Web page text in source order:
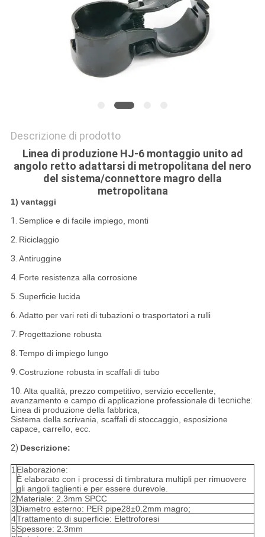
Descrizione di prodotto
Linea di produzione HJ-6 montaggio unito ad
angolo retto adattarsi di metropolitana del nero
del sistema/connettore magro della
metropolitana
1) vantaggi
1. Semplice e di facile impiego, monti
2. Riciclaggio
3. Antiruggine
4. Forte resistenza alla corrosione
5. Superficie lucida
6. Adatto per vari reti di tubazioni o trasportatori a rulli
7. Progettazione robusta
8. Tempo di impiego lungo
9. Costruzione robusta in scaffali di tubo
10. Alta qualità, prezzo competitivo, servizio eccellente,
avanzamento e campo di applicazione professionale di tecniche:
Linea di produzione della fabbrica,
Sistema della scrivania, scaffali di stoccaggio, esposizione
capace, carrello, ecc.
2) Descrizione:
1Elaborazione:
È elaborato con i processi di timbratura multipli per rimuovere
gli angoli taglienti e per essere durevole.
2Materiale: 2.3mm SPCC
3Diametro esterno: PER pipe28±0.2mm magro;
4Trattamento di superficie: Elettroforesi
5Spessore: 2.3mm